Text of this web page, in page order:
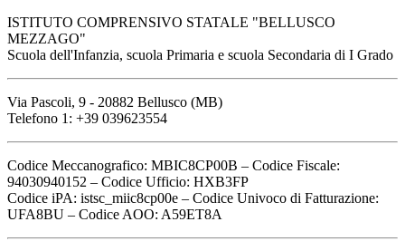
ISTITUTO COMPRENSIVO STATALE "BELLUSCO
MEZZAGO"
Scuola dell'Infanzia, scuola Primaria e scuola Secondaria di I Grado
Via Pascoli, 9 - 20882 Bellusco (MB)
Telefono 1: +39 039623554
Codice Meccanografico: MBIC8CP00B – Codice Fiscale:
94030940152 – Codice Ufficio: HXB3FP
Codice iPA: istsc_miic8cp00e – Codice Univoco di Fatturazione:
UFA8BU – Codice AOO: A59ET8A